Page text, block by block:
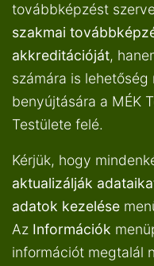
továbbképzést
szakmai
akkreditációját,
számára is
benyújtására a MÉK
Testülete felé.
Kérjük, hogy
aktualizálják
adatok kezelése
Az Információk
információt megtalál